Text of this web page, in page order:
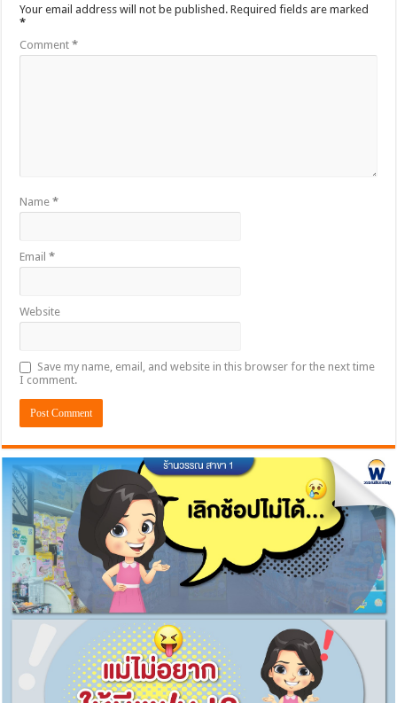
Your email address will not be published. Required fields are marked
*
Comment*
Name*
Email*
Website
Save my name, email, and website in this browser for the next time
I comment.